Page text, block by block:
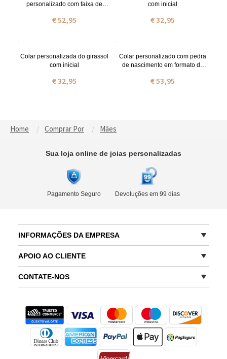
personalizado com faixa de
€ 52,95
com inicial
€ 32,95
Colar personalizada do girassol
com inicial
€ 32,95
Colar personalizado com pedra
de nascimento em formato de
€ 53,95
Home Comprar Por Mães
Sua loja online de joias personalizadas
Pagamento Seguro Devoluções em 99 dias
INFORMAÇÕES DA EMPRESA
APOIO AO CLIENTE
CONTATE-NOS